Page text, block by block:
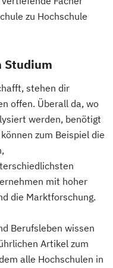
Fennistik
(Lehramt)
Bildung
zu Hochschule
Studium
stehen dir
offen. Überall da, wo
werden, benötigt
zum Beispiel die
mit hoher
die Marktforschung.
Berufsleben wissen
Artikel zum
alle Hochschulen in